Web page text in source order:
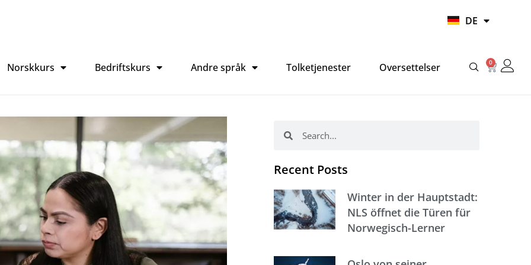
DE
HI
Norskkurs Bedriftskurs Andre språk Tolketjenester Oversettelser 0
Recent Posts
Winter in der Hauptstadt:
NLS öffnet die Türen für
Norwegisch-Lerner